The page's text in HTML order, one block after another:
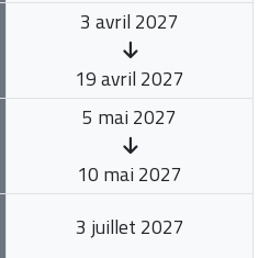
3 avril 2027
19 avril 2027
5 mai 2027
10 mai 2027
3 juillet 2027